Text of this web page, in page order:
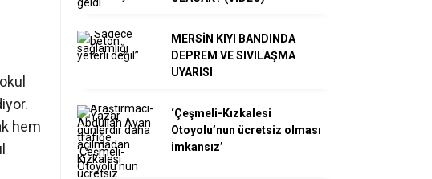
hem
MERSİN KIYI BANDINDA
DEPREM VE SIVILAŞMA
UYARISI
‘Çeşmeli-Kızkalesi
Otoyolu’nun ücretsiz olması
imkansız’